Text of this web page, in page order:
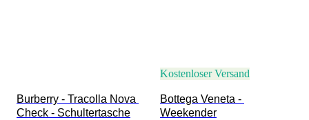
Burberry - Tracolla Nova
Check - Schultertasche
Kostenloser Versand
Bottega Veneta -
Weekender